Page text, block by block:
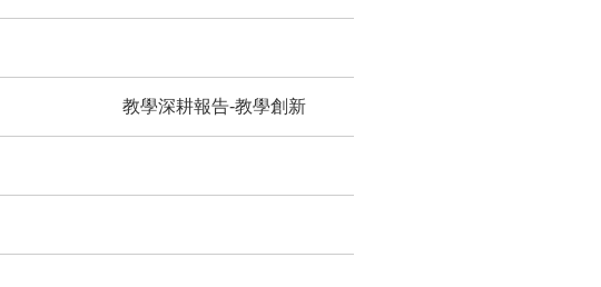
教學深耕報告-教學創新